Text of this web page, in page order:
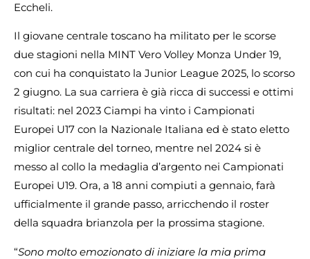
Eccheli.
Il giovane centrale toscano ha militato per le scorse
due stagioni nella MINT Vero Volley Monza Under 19,
con cui ha conquistato la Junior League 2025, lo scorso
2 giugno. La sua carriera è già ricca di successi e ottimi
risultati: nel 2023 Ciampi ha vinto i Campionati
Europei U17 con la Nazionale Italiana ed è stato eletto
miglior centrale del torneo, mentre nel 2024 si è
messo al collo la medaglia d’argento nei Campionati
Europei U19. Ora, a 18 anni compiuti a gennaio, farà
ufficialmente il grande passo, arricchendo il roster
della squadra brianzola per la prossima stagione.
“Sono molto emozionato di iniziare la mia prima